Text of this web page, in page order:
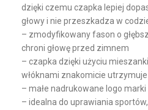
dzięki czemu czapka lepiej
głowy i nie przeszkadza w
– zmodyfikowany fason o
chroni głowę przed zimnem
– czapka dzięki użyciu
włóknami znakomicie utrzymuje
– małe nadrukowane logo marki
– idealna do uprawiania